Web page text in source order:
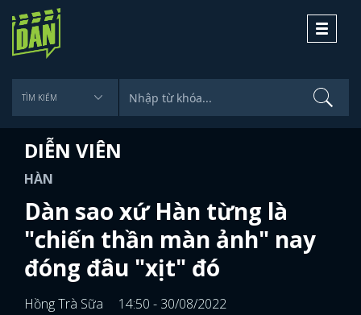
Toggle
DIỄN VIÊN
HÀN
Dàn sao xứ Hàn từng là
"chiến thần màn ảnh" nay
đóng đâu "xịt" đó
Hồng Trà Sữa
14:50 - 30/08/2022